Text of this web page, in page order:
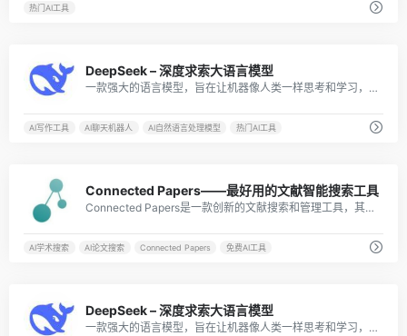
热门AI工具
DeepSeek – 深度求索大语言模型
一款强大的语言模型，旨在让机器像人类一样思考和学习，它能够理解自然语言并生成高质量的文本内容，包括回答问题、撰写文章，和进行复杂的推理。
AI写作工具 AI聊天机器人 AI自然语言处理模型 热门AI工具
Connected Papers——最好用的文献智能搜索工具
Connected Papers是一款创新的文献搜索和管理工具，其可视化相关文献网络图功能使得科研工作者可以更方便地获取和筛选相关文献，提高了研究效率。同时，该工具还提供了文献管理功能，方便后续研究和引用。Connected Papers已经成为了众多科研工作者的必备在线AI工具之一。
AI学术搜索 AI论文搜索 Connected Papers 免费AI工具
DeepSeek – 深度求索大语言模型
一款强大的语言模型，旨在让机器像人类一样思考和学习，它能够理解自然语言并生成高质量的文本内容，包括回答问题、撰写文章，和进行复杂的推理。